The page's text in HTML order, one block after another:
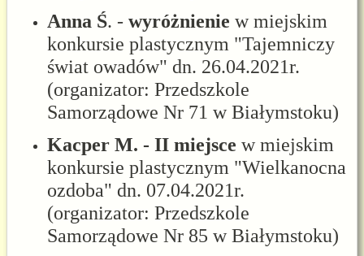
Anna Ś. - wyróżnienie w miejskim
konkursie plastycznym "Tajemniczy
świat owadów" dn. 26.04.2021r.
(organizator: Przedszkole
Samorządowe Nr 71 w Białymstoku)
Kacper M. - II miejsce w miejskim
konkursie plastycznym "Wielkanocna
ozdoba" dn. 07.04.2021r.
(organizator: Przedszkole
Samorządowe Nr 85 w Białymstoku)